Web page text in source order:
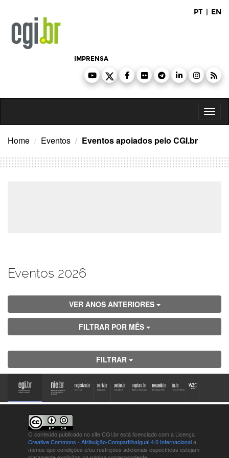
conteúdo
PT | EN
IMPRENSA
Home Eventos Eventos apoiados pelo CGI.br
Eventos 2026
VER ANOS ANTERIORES
FILTRAR POR MÊS
FILTRAR
O conteúdo publicado no site CGI.br está licenciado com a Licença
Creative Commons - Atribuição-CompartilhaIgual 4.0 Internacionala
menos que condições e/ou restrições adicionais específicas estejam